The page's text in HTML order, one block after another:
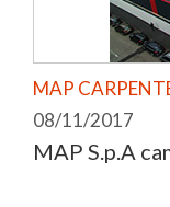
MAP
08/11/2017
MAP S.p.A